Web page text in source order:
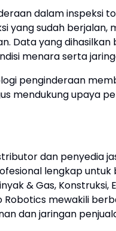
dalam inspeksi
yang sudah
Data yang
menara serta
penginderaan
mendukung upaya
dan penyedia
lengkap
& Gas, Konstruksi,
Robotics mewakili
dan jaringan